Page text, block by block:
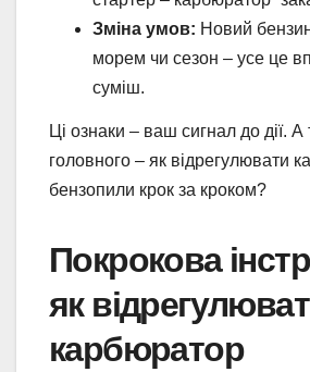
Зміна умов: Новий
морем чи сезон – усе це
суміш.
Ці ознаки – ваш сигнал до дії.
головного – як відрегулювати
бензопили крок за кроком?
Покрокова
як
карбюратор